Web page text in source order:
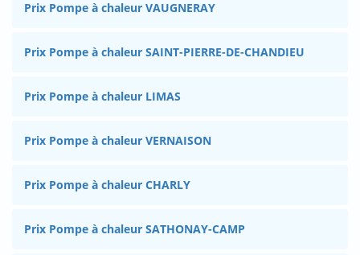
Prix Pompe à chaleur VAUGNERAY
Prix Pompe à chaleur SAINT-PIERRE-DE-CHANDIEU
Prix Pompe à chaleur LIMAS
Prix Pompe à chaleur VERNAISON
Prix Pompe à chaleur CHARLY
Prix Pompe à chaleur SATHONAY-CAMP